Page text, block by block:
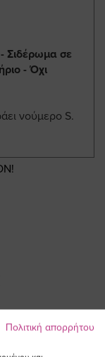
Σιδέρωμα σε
- Όχι
νούμερο S.
Πολιτική απορρήτου